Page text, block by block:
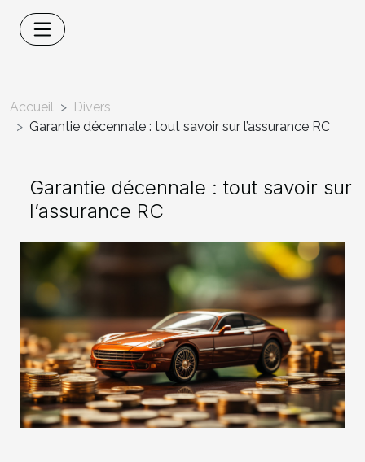
Accueil
Divers
Garantie décennale : tout savoir sur l’assurance RC
Garantie décennale : tout savoir sur
l’assurance RC